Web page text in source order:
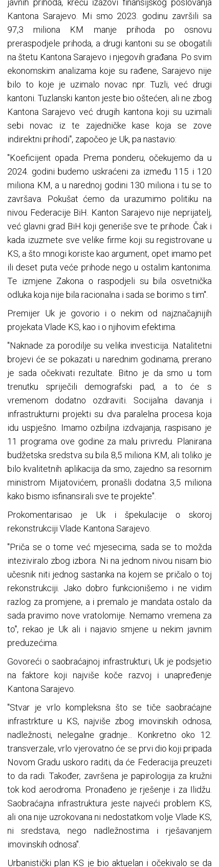
javnih prihoda, kreću izazovi finansijskog poslovanja
Kantona Sarajevo. Mi smo 2023. godinu završili sa
97,3 miliona KM manje prihoda po osnovu
preraspodjele prihoda, a drugi kantoni su se obogatili
na štetu Kantona Sarajevo i njegovih građana. Po svim
ekonomskim analizama koje su rađene, Sarajevo nije
bilo to koje je uzimalo novac npr. Tuzli, već drugi
kantoni. Tuzlanski kanton jeste bio oštećen, ali ne zbog
Kantona Sarajevo već drugih kantona koji su uzimali
sebi novac iz te zajedničke kase koja se zove
indirektni prihodi", započeo je Uk, pa nastavio:
"Koeficijent opada. Prema ponderu, očekujemo da u
2024. godini budemo uskraćeni za između 115 i 120
miliona KM, a u narednoj godini 130 miliona i tu se to
završava. Pokušat ćemo da urazumimo politiku na
nivou Federacije BiH. Kanton Sarajevo nije neprijatelj,
već glavni grad BiH koji generiše sve te prihode. Čak i
kada izuzmete sve velike firme koji su registrovane u
KS, a što mnogi koriste kao argument, opet imamo pet
ili deset puta veće prihode nego u ostalim kantonima.
Te izmjene Zakona o raspodjeli su bila osvetnička
odluka koja nije bila racionalna i sada se borimo s tim".
Premijer Uk je govorio i o nekim od najznačajnijih
projekata Vlade KS, kao i o njihovim efektima.
"Naknade za porodilje su velika investicija. Natalitetni
brojevi će se pokazati u narednim godinama, prerano
je sada očekivati rezultate. Bitno je da smo u tom
trenutku spriječili demografski pad, a to će s
vremenom dodatno ozdraviti. Socijalna davanja i
infrastrukturni projekti su dva paralelna procesa koja
idu uspješno. Imamo ozbiljna izdvajanja, raspisano je
11 programa ove godine za malu privredu. Planirana
budžetska sredstva su bila 8,5 miliona KM, ali toliko je
bilo kvalitetnih aplikacija da smo, zajedno sa resornim
ministrom Mijatovićem, pronašli dodatna 3,5 miliona
kako bismo isfinansirali sve te projekte".
Prokomentarisao je Uk i špekulacije o skoroj
rekonstrukciji Vlade Kantona Sarajevo.
"Priča se o tome već mjesecima, sada se to možda
inteziviralo zbog izbora. Ni na jednom nivou nisam bio
učesnik niti jednog sastanka na kojem se pričalo o toj
rekonstrukciji. Jako dobro funkcionišemo i ne vidim
razlog za promjene, a i premalo je mandata ostalo da
sada pravimo nove vratolomije. Nemamo vremena za
to", rekao je Uk ali i najavio smjene u nekim javnim
preduzećima.
Govoreći o saobraćajnoj infrastrukturi, Uk je podsjetio
na faktore koji najviše koče razvoj i unapređenje
Kantona Sarajevo.
"Stvar je vrlo kompleksna što se tiče saobraćajne
infrastrkture u KS, najviše zbog imovinskih odnosa,
nadležnosti, nelegalne gradnje... Konkretno oko 12.
transverzale, vrlo vjerovatno će se prvi dio koji pripada
Novom Gradu uskoro raditi, da će Federacija preuzeti
to da radi. Također, završena je papirologija za kružni
tok kod aerodroma. Pronađeno je rješenje i za Ilidžu.
Saobraćajna infrastruktura jeste najveći problem KS,
ali ona nije uzrokovana ni nedostatkom volje Vlade KS,
ni sredstava, nego nadležnostima i rješavanjem
imovinskih odnosa".
Urbanistički plan KS je bio aktuelan i očekivalo se da